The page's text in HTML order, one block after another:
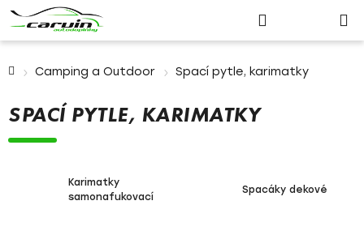
Přihlášení
košík
Camping a Outdoor Spací pytle, karimatky
SPACÍ PYTLE, KARIMATKY
Karimatky
samonafukovací
Spacáky dekové